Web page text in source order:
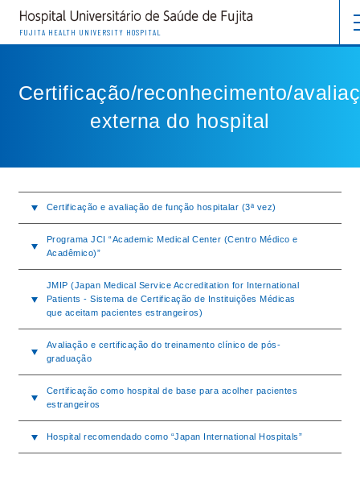
FUJITA HEALTH UNIVERSITY HOSPITAL
Certificação/reconhecimento/
externa do hospital
Certificação e avaliação de função hospitalar (3ª vez)
Programa JCI “Academic Medical Center (Centro Médico e
Acadêmico)”
JMIP (Japan Medical Service Accreditation for International
Patients - Sistema de Certificação de Instituições Médicas
que aceitam pacientes estrangeiros)
Avaliação e certificação do treinamento clínico de pós-
graduação
Certificação como hospital de base para acolher pacientes
estrangeiros
Hospital recomendado como “Japan International Hospitals”